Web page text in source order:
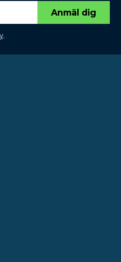
Anmäl dig
.